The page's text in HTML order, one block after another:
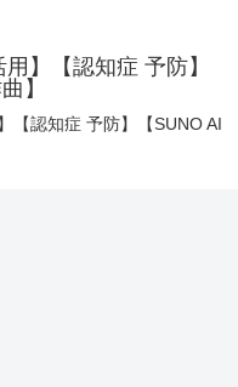
】【認知症 予防】
】
【認知症 予防】【SUNO AI